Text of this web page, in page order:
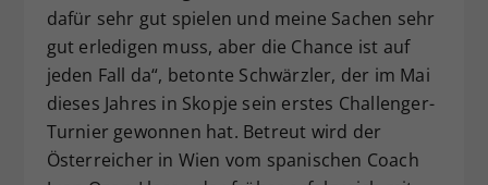
dafür sehr gut spielen und meine Sachen sehr
gut erledigen muss, aber die Chance ist auf
jeden Fall da“, betonte Schwärzler, der im Mai
dieses Jahres in Skopje sein erstes Challenger-
Turnier gewonnen hat. Betreut wird der
Österreicher in Wien vom spanischen Coach